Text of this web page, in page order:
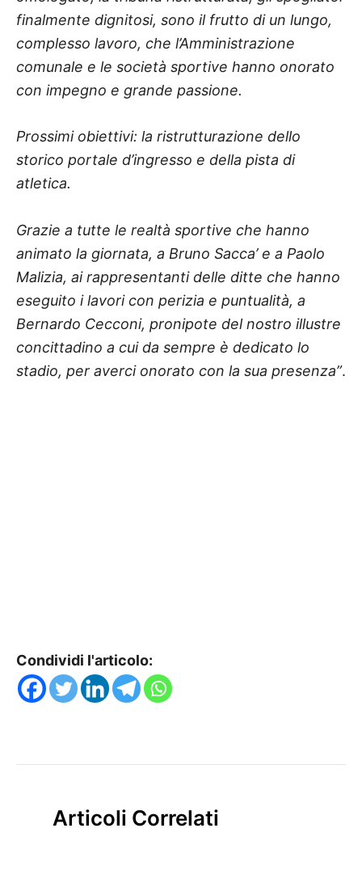
finalmente dignitosi, sono il frutto di un lungo,
complesso lavoro, che l’Amministrazione
comunale e le società sportive hanno onorato
con impegno e grande passione.
Prossimi obiettivi: la ristrutturazione dello
storico portale d’ingresso e della pista di
atletica.
Grazie a tutte le realtà sportive che hanno
animato la giornata, a Bruno Sacca’ e a Paolo
Malizia, ai rappresentanti delle ditte che hanno
eseguito i lavori con perizia e puntualità, a
Bernardo Cecconi, pronipote del nostro illustre
concittadino a cui da sempre è dedicato lo
stadio, per averci onorato con la sua presenza”.
Condividi l'articolo:
Articoli Correlati